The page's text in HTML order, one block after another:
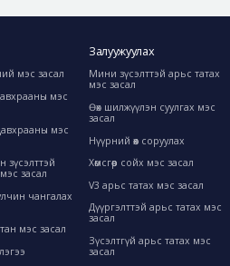
мэс засал
мэс
мэс
зүсэлттэй
засал
чангалах
мэс засал
Залуужуулах
Мини зүсэлттэй арьс татах
мэс засал
Өөх шилжүүлэн суулгах мэс
засал
Нүүрний өөх соруулах
Хөмсгөөр сойх мэс засал
V3 арьс татах мэс засал
Дүүргэлттэй арьс татах мэс
засал
Зүсэлтгүй арьс татах мэс
засал